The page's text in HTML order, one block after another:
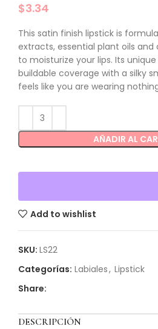
$3.34
This satin finish lipstick is
extracts, essential plant oils and
to moisturize your lips. Its
buildable coverage with a silky
feels like you are wearing
AÑADIR AL
Add to wishlist
SKU: LS22
Categorías: Labiales, Lipstick
Share:
DESCRIPCIÓN